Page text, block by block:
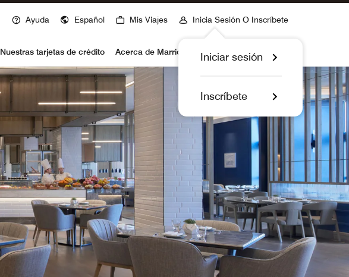
Ayuda Español Mis Viajes Inicia Sesión O Inscríbete
Iniciar sesión
Inscríbete
Nuestras tarjetas de crédito Acerca de Marriott Bonvoy